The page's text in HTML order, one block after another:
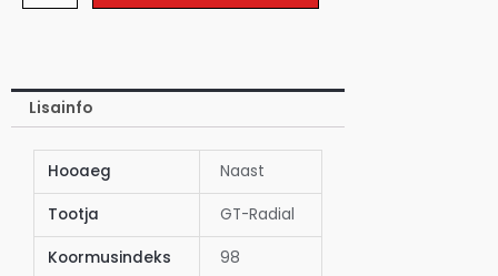
Lisainfo
Hooaeg Naast
Tootja GT-Radial
Koormusindeks 98